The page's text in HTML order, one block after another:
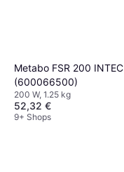
Metabo FSR 200 INTEC
(600066500)
200 W, 1.25 kg
52,32 €
9+ Shops